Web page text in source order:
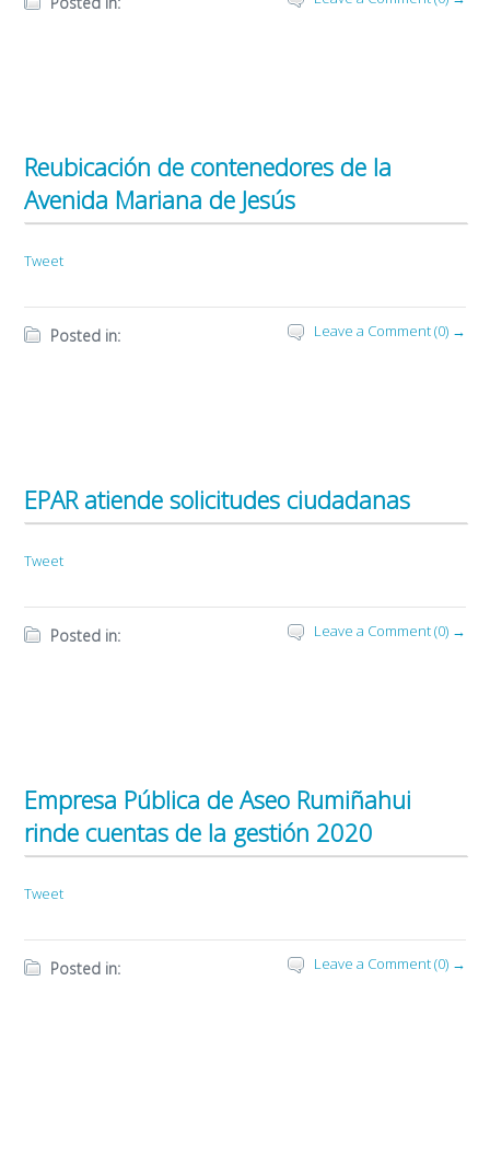
Reubicación de contenedores de la
Avenida Mariana de Jesús
Tweet
Posted in: Leave a Comment (0) →
EPAR atiende solicitudes ciudadanas
Tweet
Posted in: Leave a Comment (0) →
Empresa Pública de Aseo Rumiñahui
rinde cuentas de la gestión 2020
Tweet
Posted in: Leave a Comment (0) →